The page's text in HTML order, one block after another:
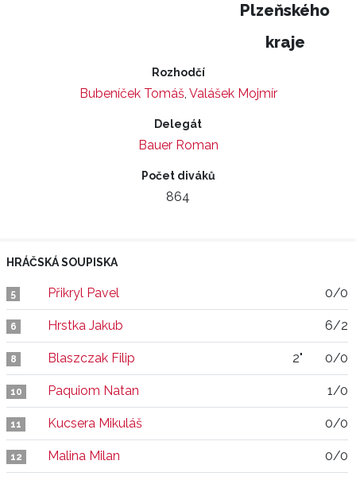
Plzeňského
kraje
Rozhodčí
Bubeníček Tomáš, Valášek Mojmír
Delegát
Bauer Roman
Počet diváků
864
HRÁČSKÁ SOUPISKA
5 Přikryl Pavel 0/0
6 Hrstka Jakub 6/2
8 Blaszczak Filip 2" 0/0
10 Paquiom Natan 1/0
11 Kucsera Mikuláš 0/0
12 Malina Milan 0/0